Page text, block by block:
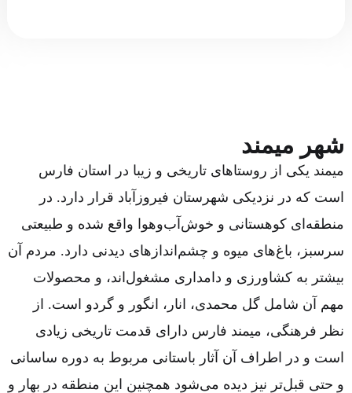
شهر میمند
میمند یکی از روستاهای تاریخی و زیبا در استان فارس
است که در نزدیکی شهرستان فیروزآباد قرار دارد. در
منطقه‌ای کوهستانی و خوش‌آب‌وهوا واقع شده و طبیعتی
سرسبز، باغ‌های میوه و چشم‌اندازهای دیدنی دارد. مردم آن
بیشتر به کشاورزی و دامداری مشغول‌اند، و محصولات
مهم آن شامل گل محمدی، انار، انگور و گردو است. از
نظر فرهنگی، میمند فارس دارای قدمت تاریخی زیادی
است و در اطراف آن آثار باستانی مربوط به دوره ساسانی
و حتی قبل‌تر نیز دیده می‌شود همچنین این منطقه در بهار و